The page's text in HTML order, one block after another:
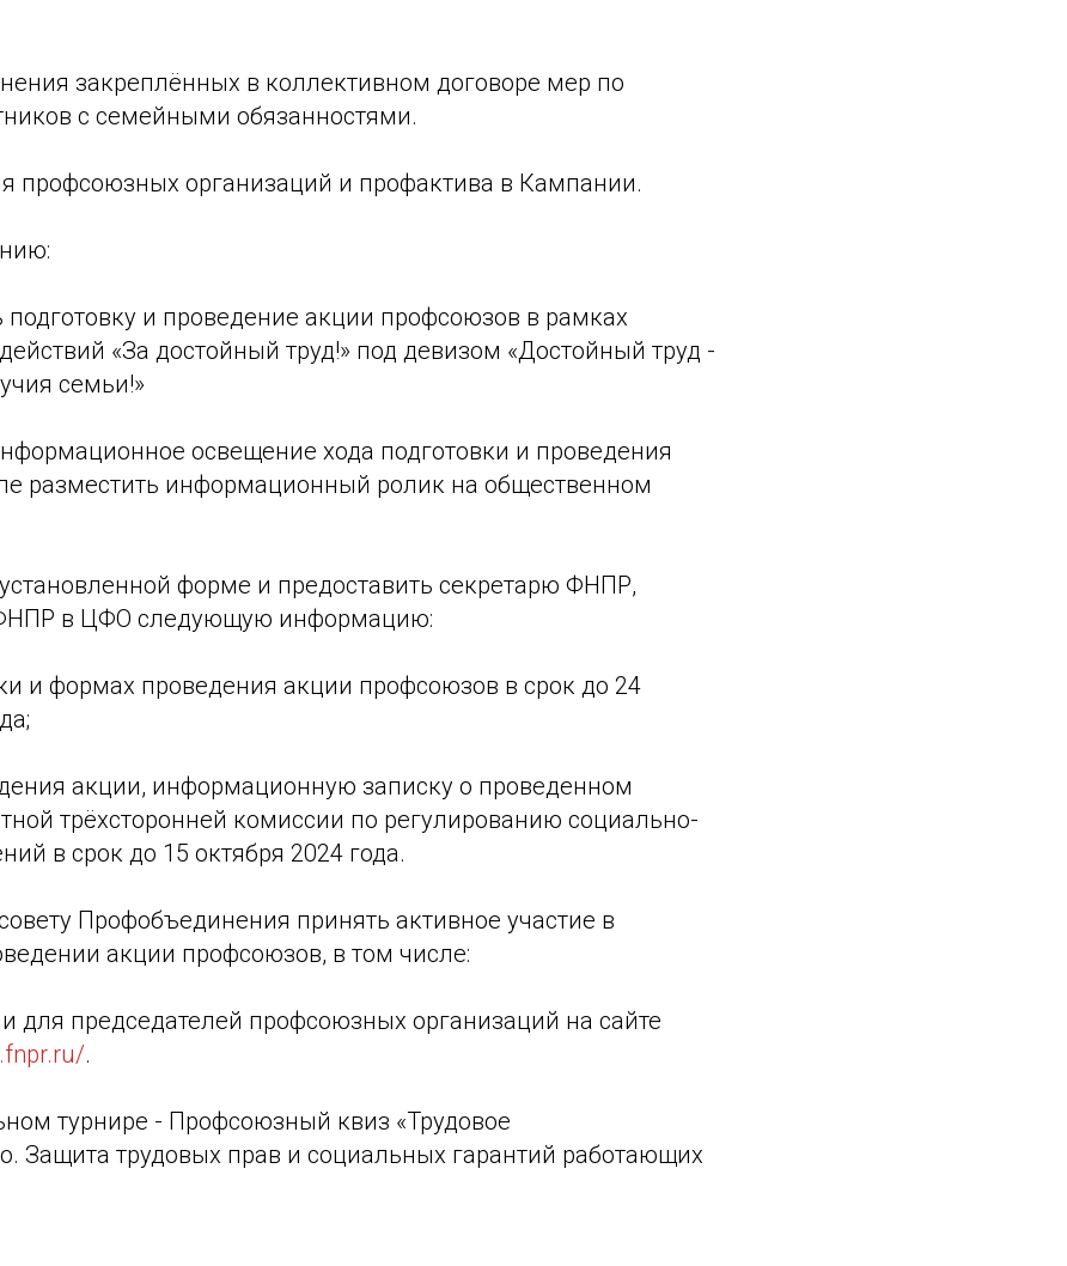
закреплённых в коллективном договоре мер по
с семейными обязанностями.
профсоюзных организаций и профактива в Кампании.
подготовку и проведение акции профсоюзов в рамках
«За достойный труд!» под девизом «Достойный труд -
семьи!»
освещение хода подготовки и проведения
разместить информационный ролик на общественном
форме и предоставить секретарю ФНПР,
в ЦФО следующую информацию:
и формах проведения акции профсоюзов в срок до 24
акции, информационную записку о проведенном
трёхсторонней комиссии по регулированию социально-
в срок до 15 октября 2024 года.
Профобъединения принять активное участие в
акции профсоюзов, в том числе:
для председателей профсоюзных организаций на сайте
.
турнире - Профсоюзный квиз «Трудовое
Защита трудовых прав и социальных гарантий работающих